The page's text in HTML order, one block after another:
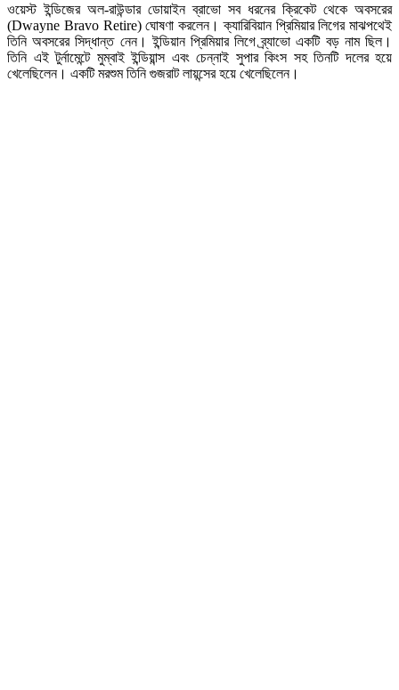
ওয়েস্ট ইন্ডিজের অল-রাউন্ডার ডোয়াইন ব্রাভো সব ধরনের ক্রিকেট থেকে অবসরের
(Dwayne Bravo Retire) ঘোষণা করলেন। ক্যারিবিয়ান প্রিমিয়ার লিগের মাঝপথেই
তিনি অবসরের সিদ্ধান্ত নেন। ইন্ডিয়ান প্রিমিয়ার লিগে ব্র্যাভো একটি বড় নাম ছিল।
তিনি এই টুর্নামেন্টে মুম্বাই ইন্ডিয়ান্স এবং চেন্নাই সুপার কিংস সহ তিনটি দলের হয়ে
খেলেছিলেন। একটি মরশুম তিনি গুজরাট লায়ন্সের হয়ে খেলেছিলেন।